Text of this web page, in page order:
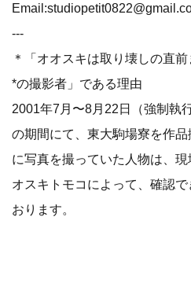
---
＊「オオスキは取り壊しの直
*の撮影者」である理由
2001年7月〜8月22日（強制執
の期間にて、東大駒場寮を作
に写真を撮っていた人物は、
オスキトモコによって、確認
おります。